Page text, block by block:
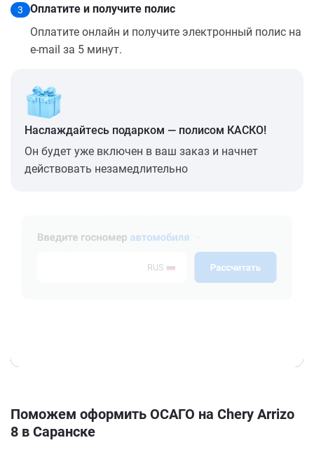
3
Оплатите и получите полис
Оплатите онлайн и получите электронный полис на
e-mail за 5 минут.
Наслаждайтесь подарком — полисом КАСКО!
Он будет уже включен в ваш заказ и начнет
действовать незамедлительно
Поможем оформить ОСАГО на Chery Arrizo
8 в Саранске